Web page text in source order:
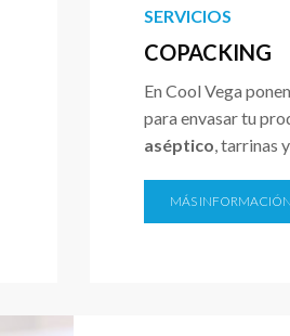
SERVICIOS
COPACKING
En Cool Vega
para envasar tu
aséptico, tarrinas
MÁS INFORMACIÓN